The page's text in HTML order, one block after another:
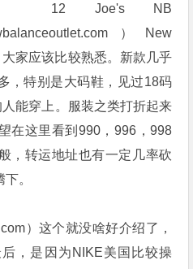
NB
）New
家应该比较熟悉。新款几乎
，特别是大码鞋，见过18码
能穿上。服装之类打折起来
在这里看到990，996，998
，转运地址也有一定几率砍
。
）这个就没啥好介绍了，
，是因为NIKE美国比较操